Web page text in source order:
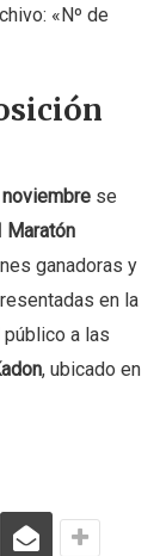
«Nº de
se
Maratón
ganadoras y
en la
a las
, ubicado en